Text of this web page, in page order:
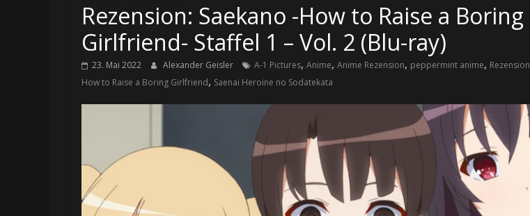
Rezension: Saekano -How to Raise a Boring
Girlfriend- Staffel 1 – Vol. 2 (Blu-ray)
23. Mai 2022 Alexander Geisler A-1 Pictures, Anime, Anime Rezension, peppermint anime, Rezension
How to Raise a Boring Girlfriend, Saenai Heroine no Sodatekata